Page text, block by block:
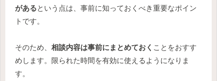
があるという点は、事前に知っておくべき重要なポイン
トです。
そのため、 相談内容は事前にまとめておく ことをおすす
めします。限られた時間を有効に使えるようになりま
す。